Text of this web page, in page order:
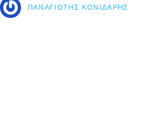
ΠΑΝΑΓΙΏΤΗΣ ΚΟΝΙΔΆΡΗΣ